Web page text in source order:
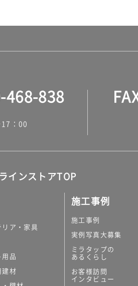
468-838
：00
インストアTOP
リア・家具
品
建材
施工事例
施工事例
実例写真大募集
ミラタップの
あるくらし
お客様訪問
インタビュー